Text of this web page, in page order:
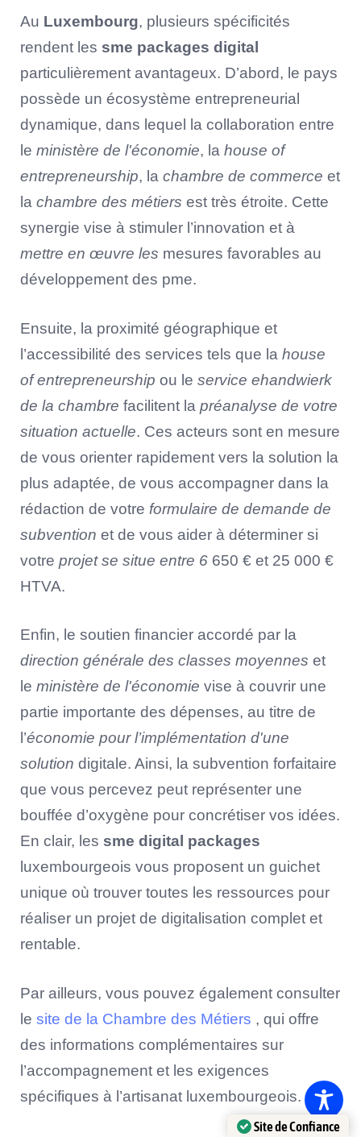
Au Luxembourg, plusieurs spécificités
rendent les sme packages digital
particulièrement avantageux. D’abord, le pays
possède un écosystème entrepreneurial
dynamique, dans lequel la collaboration entre
le ministère de l'économie, la house of
entrepreneurship, la chambre de commerce et
la chambre des métiers est très étroite. Cette
synergie vise à stimuler l’innovation et à
mettre en œuvre les mesures favorables au
développement des pme.
Ensuite, la proximité géographique et
l’accessibilité des services tels que la house
of entrepreneurship ou le service ehandwierk
de la chambre facilitent la préanalyse de votre
situation actuelle. Ces acteurs sont en mesure
de vous orienter rapidement vers la solution la
plus adaptée, de vous accompagner dans la
rédaction de votre formulaire de demande de
subvention et de vous aider à déterminer si
votre projet se situe entre 6 650 € et 25 000 €
HTVA.
Enfin, le soutien financier accordé par la
direction générale des classes moyennes et
le ministère de l'économie vise à couvrir une
partie importante des dépenses, au titre de
l’économie pour l’implémentation d'une
solution digitale. Ainsi, la subvention forfaitaire
que vous percevez peut représenter une
bouffée d’oxygène pour concrétiser vos idées.
En clair, les sme digital packages
luxembourgeois vous proposent un guichet
unique où trouver toutes les ressources pour
réaliser un projet de digitalisation complet et
rentable.
Par ailleurs, vous pouvez également consulter
le site de la Chambre des Métiers , qui offre
des informations complémentaires sur
l’accompagnement et les exigences
spécifiques à l’artisanat luxembourgeois.
Site de Confiance